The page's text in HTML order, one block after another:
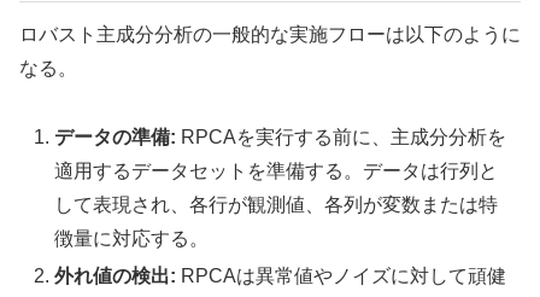
ロバスト主成分分析の一般的な実施フローは以下のように
なる。
データの準備: RPCAを実行する前に、主成分分析を
適用するデータセットを準備する。データは行列と
して表現され、各行が観測値、各列が変数または特
徴量に対応する。
外れ値の検出: RPCAは異常値やノイズに対して頑健